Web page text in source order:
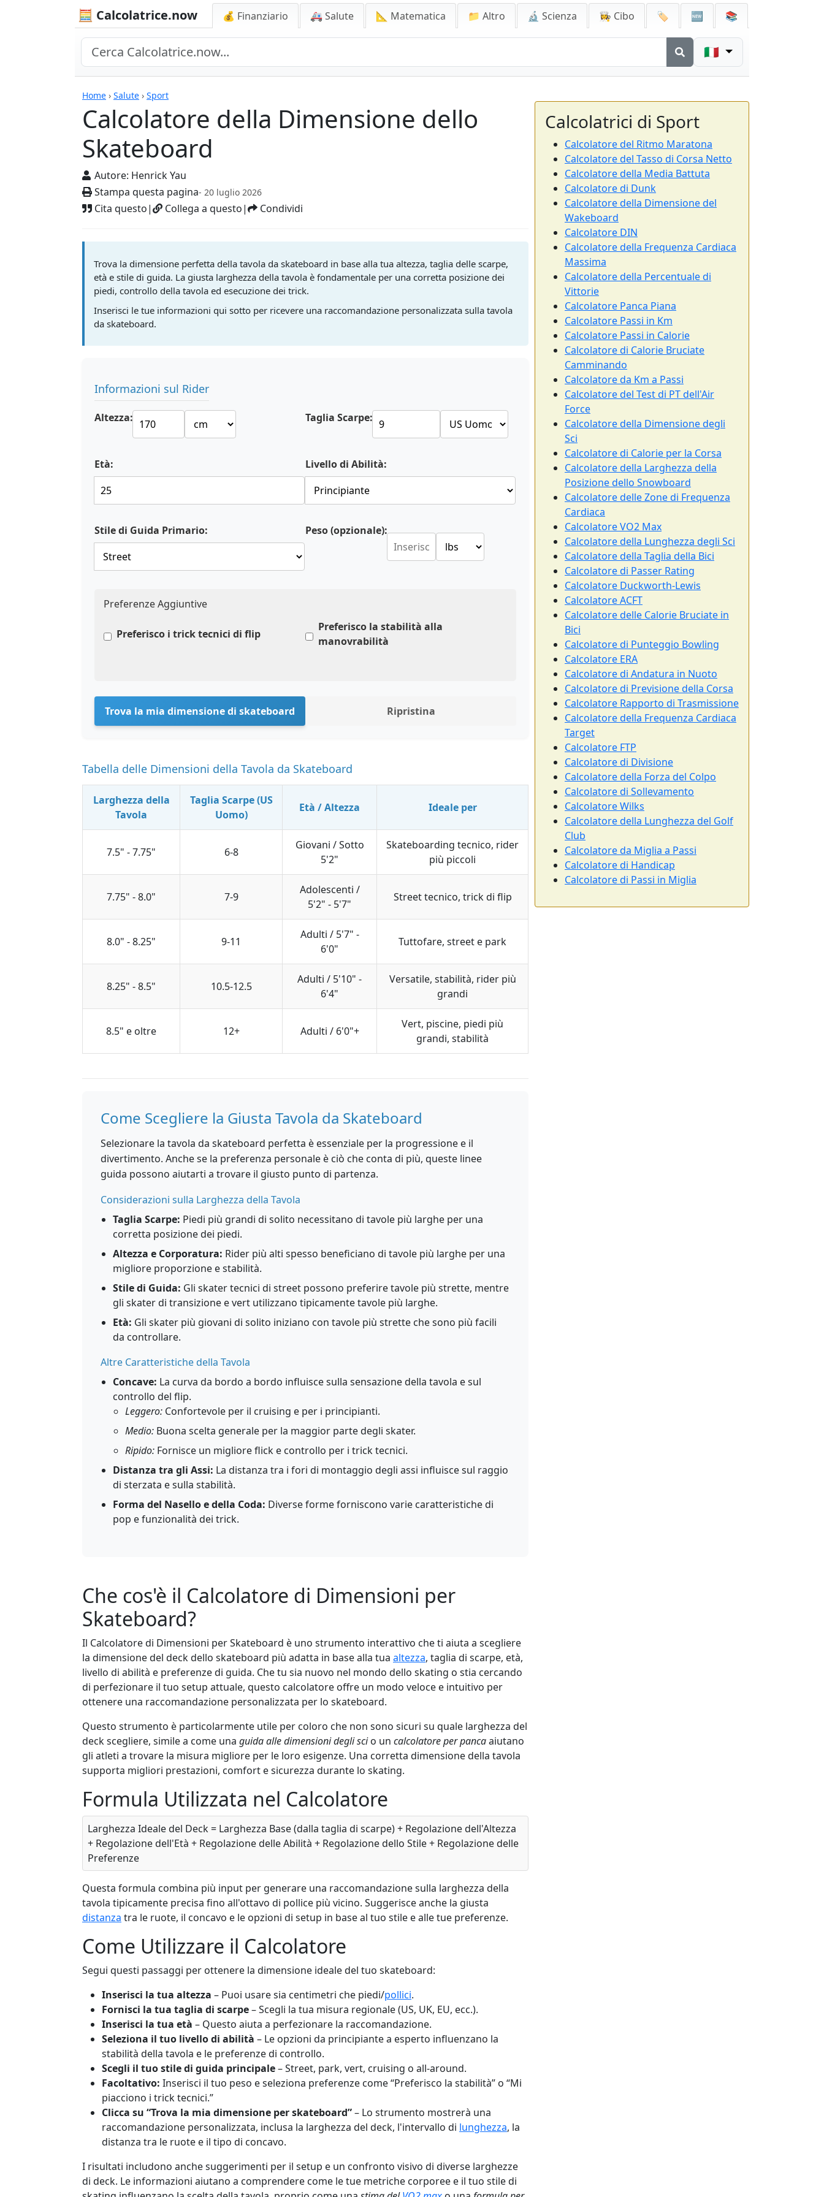
🧮 Calcolatrice.now 💰 Finanziario 🚑 Salute 📐 Matematica 📁 Altro 🔬 Scienza 👩‍🍳 Cibo 🏷️ 🆕 📚
🇮🇹
Home › Salute › Sport
Calcolatore della Dimensione dello
Skateboard
Autore: Henrick Yau
Stampa questa pagina- 20 luglio 2026
Cita questo| Collega a questo| Condividi
Calcolatrici
Trova la dimensione perfetta della tavola da skateboard in base alla tua altezza, taglia delle scarpe,
età e stile di guida. La giusta larghezza della tavola è fondamentale per una corretta posizione dei
piedi, controllo della tavola ed esecuzione dei trick.
Inserisci le tue informazioni qui sotto per ricevere una raccomandazione personalizzata sulla tavola
da skateboard.
Informazioni sul Rider
Altezza: Taglia Scarpe:
Età: Livello di Abilità:
Stile di Guida Primario: Peso (opzionale):
Preferenze Aggiuntive
Preferisco i trick tecnici di flip
Preferisco la stabilità alla
manovrabilità
Trova la mia dimensione di skateboard Ripristina
Tabella delle Dimensioni della Tavola da Skateboard
Larghezza della
Tavola
Taglia Scarpe (US
Uomo)
Età / Altezza Ideale per
7.5" - 7.75" 6-8
Giovani / Sotto
5'2"
Skateboarding tecnico, rider
più piccoli
7.75" - 8.0" 7-9
Adolescenti /
5'2" - 5'7"
Street tecnico, trick di flip
8.0" - 8.25" 9-11
Adulti / 5'7" -
6'0"
Tuttofare, street e park
8.25" - 8.5" 10.5-12.5
Adulti / 5'10" -
6'4"
Versatile, stabilità, rider più
grandi
8.5" e oltre 12+ Adulti / 6'0"+
Vert, piscine, piedi più
grandi, stabilità
Come Scegliere la Giusta Tavola da Skateboard
Selezionare la tavola da skateboard perfetta è essenziale per la progressione e il
divertimento. Anche se la preferenza personale è ciò che conta di più, queste linee
guida possono aiutarti a trovare il giusto punto di partenza.
Considerazioni sulla Larghezza della Tavola
Taglia Scarpe: Piedi più grandi di solito necessitano di tavole più larghe per una
corretta posizione dei piedi.
Altezza e Corporatura: Rider più alti spesso beneficiano di tavole più larghe per una
migliore proporzione e stabilità.
Stile di Guida: Gli skater tecnici di street possono preferire tavole più strette, mentre
gli skater di transizione e vert utilizzano tipicamente tavole più larghe.
Età: Gli skater più giovani di solito iniziano con tavole più strette che sono più facili
da controllare.
Altre Caratteristiche della Tavola
Concave: La curva da bordo a bordo influisce sulla sensazione della tavola e sul
controllo del flip.
Leggero: Confortevole per il cruising e per i principianti.
Medio: Buona scelta generale per la maggior parte degli skater.
Ripido: Fornisce un migliore flick e controllo per i trick tecnici.
Distanza tra gli Assi: La distanza tra i fori di montaggio degli assi influisce sul raggio
di sterzata e sulla stabilità.
Forma del Nasello e della Coda: Diverse forme forniscono varie caratteristiche di
pop e funzionalità dei trick.
Che cos'è il Calcolatore di Dimensioni per
Skateboard?
Il Calcolatore di Dimensioni per Skateboard è uno strumento interattivo che ti aiuta a scegliere
la dimensione del deck dello skateboard più adatta in base alla tua altezza, taglia di scarpe, età,
livello di abilità e preferenze di guida. Che tu sia nuovo nel mondo dello skating o stia cercando
di perfezionare il tuo setup attuale, questo calcolatore offre un modo veloce e intuitivo per
ottenere una raccomandazione personalizzata per lo skateboard.
Questo strumento è particolarmente utile per coloro che non sono sicuri su quale larghezza del
deck scegliere, simile a come una guida alle dimensioni degli scio un calcolatore per pancaaiutano
gli atleti a trovare la misura migliore per le loro esigenze. Una corretta dimensione della tavola
supporta migliori prestazioni, comfort e sicurezza durante lo skating.
Formula Utilizzata nel Calcolatore
Larghezza Ideale del Deck = Larghezza Base (dalla taglia di scarpe) + Regolazione dell'Altezza
+ Regolazione dell'Età + Regolazione delle Abilità + Regolazione dello Stile + Regolazione delle
Preferenze
Questa formula combina più input per generare una raccomandazione sulla larghezza della
tavola tipicamente precisa fino all'ottavo di pollice più vicino. Suggerisce anche la giusta
distanza tra le ruote, il concavo e le opzioni di setup in base al tuo stile e alle tue preferenze.
Come Utilizzare il Calcolatore
Segui questi passaggi per ottenere la dimensione ideale del tuo skateboard:
Inserisci la tua altezza – Puoi usare sia centimetri che piedi/pollici.
Fornisci la tua taglia di scarpe– Scegli la tua misura regionale (US, UK, EU, ecc.).
Inserisci la tua età – Questo aiuta a perfezionare la raccomandazione.
Seleziona il tuo livello di abilità – Le opzioni da principiante a esperto influenzano la
stabilità della tavola e le preferenze di controllo.
Scegli il tuo stile di guida principale– Street, park, vert, cruising o all-around.
Facoltativo: Inserisci il tuo peso e seleziona preferenze come “Preferisco la stabilità” o “Mi
piacciono i trick tecnici.”
Clicca su “Trova la mia dimensione per skateboard”– Lo strumento mostrerà una
raccomandazione personalizzata, inclusa la larghezza del deck, l'intervallo di lunghezza, la
distanza tra le ruote e il tipo di concavo.
I risultati includono anche suggerimenti per il setup e un confronto visivo di diverse larghezze
di deck. Le informazioni aiutano a comprendere come le tue metriche corporee e il tuo stile di
Calcolatrici di Sport
Calcolatore del Ritmo Maratona
Calcolatore del Tasso di Corsa Netto
Calcolatore della Media Battuta
Calcolatore di Dunk
Calcolatore della Dimensione del
Wakeboard
Calcolatore DIN
Calcolatore della Frequenza Cardiaca
Massima
Calcolatore della Percentuale di
Vittorie
Calcolatore Panca Piana
Calcolatore Passi in Km
Calcolatore Passi in Calorie
Calcolatore di Calorie Bruciate
Camminando
Calcolatore da Km a Passi
Calcolatore del Test di PT dell'Air
Force
Calcolatore della Dimensione degli
Sci
Calcolatore di Calorie per la Corsa
Calcolatore della Larghezza della
Posizione dello Snowboard
Calcolatore delle Zone di Frequenza
Cardiaca
Calcolatore VO2 Max
Calcolatore della Lunghezza degli Sci
Calcolatore della Taglia della Bici
Calcolatore di Passer Rating
Calcolatore Duckworth-Lewis
Calcolatore ACFT
Calcolatore delle Calorie Bruciate in
Bici
Calcolatore di Punteggio Bowling
Calcolatore ERA
Calcolatore di Andatura in Nuoto
Calcolatore di Previsione della Corsa
Calcolatore Rapporto di Trasmissione
Calcolatore della Frequenza Cardiaca
Target
Calcolatore FTP
Calcolatore di Divisione
Calcolatore della Forza del Colpo
Calcolatore di Sollevamento
Calcolatore Wilks
Calcolatore della Lunghezza del Golf
Club
Calcolatore da Miglia a Passi
Calcolatore di Handicap
Calcolatore di Passi in Miglia